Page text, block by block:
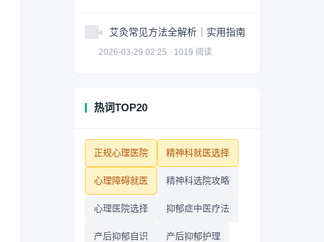
艾灸常见方法全解析｜实用指南
2026-03-29 02:25 · 1019 阅读
热词TOP20
正规心理医院 精神科就医选择
心理障碍就医 精神科选院攻略
心理医院选择 抑郁症中医疗法
产后抑郁自识 产后抑郁护理